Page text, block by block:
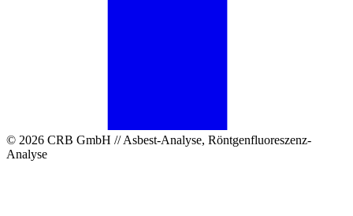
© 2026 CRB GmbH // Asbest-Analyse, Röntgenfluoreszenz-
Analyse